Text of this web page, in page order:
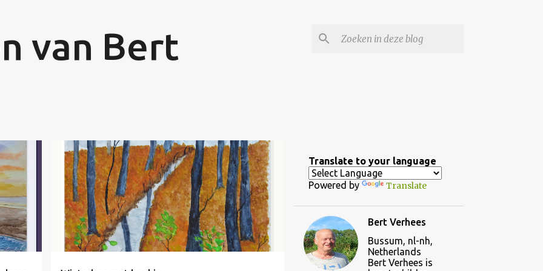
van Bert
NIET TE KOOP Translate to your language
Powered by Translate
Bert Verhees
Bussum, nl-nh,
Netherlands
Bert Verhees is